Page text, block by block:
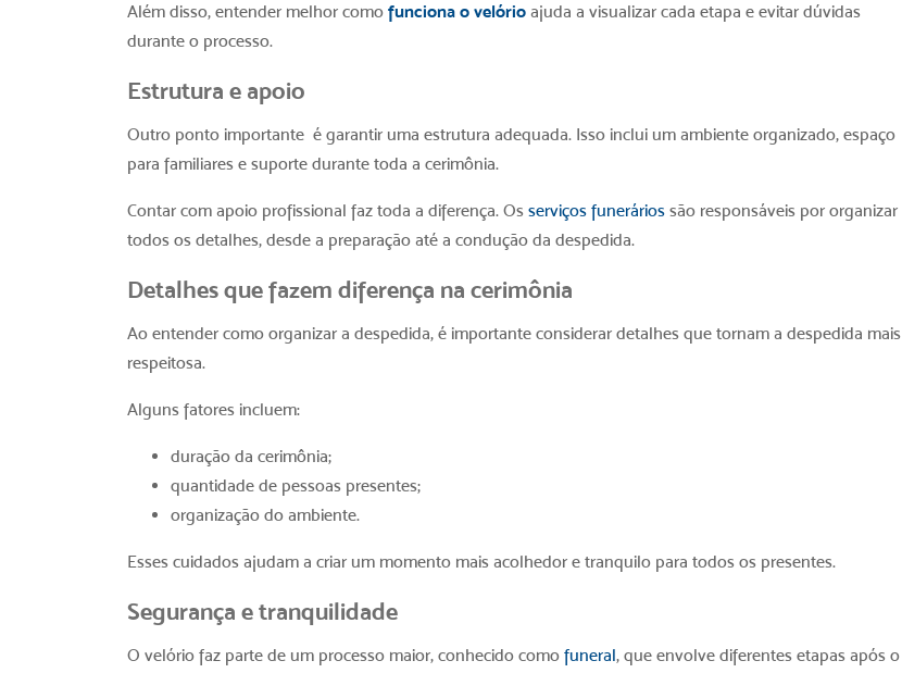
Além disso, entender melhor como funciona o velório ajuda a visualizar cada etapa e evitar dúvidas
durante o processo.
Estrutura e apoio
Outro ponto importante é garantir uma estrutura adequada. Isso inclui um ambiente organizado, espaço
para familiares e suporte durante toda a cerimônia.
Contar com apoio profissional faz toda a diferença. Os serviços funerários são responsáveis por organizar
todos os detalhes, desde a preparação até a condução da despedida.
Detalhes que fazem diferença na cerimônia
Ao entender como organizar a despedida, é importante considerar detalhes que tornam a despedida mais
respeitosa.
Alguns fatores incluem:
duração da cerimônia;
quantidade de pessoas presentes;
organização do ambiente.
Esses cuidados ajudam a criar um momento mais acolhedor e tranquilo para todos os presentes.
Segurança e tranquilidade
O velório faz parte de um processo maior, conhecido como funeral, que envolve diferentes etapas após o